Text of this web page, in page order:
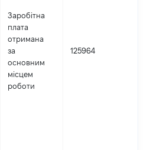
Заробітна
плата
отримана
за
основним
місцем
роботи
125964